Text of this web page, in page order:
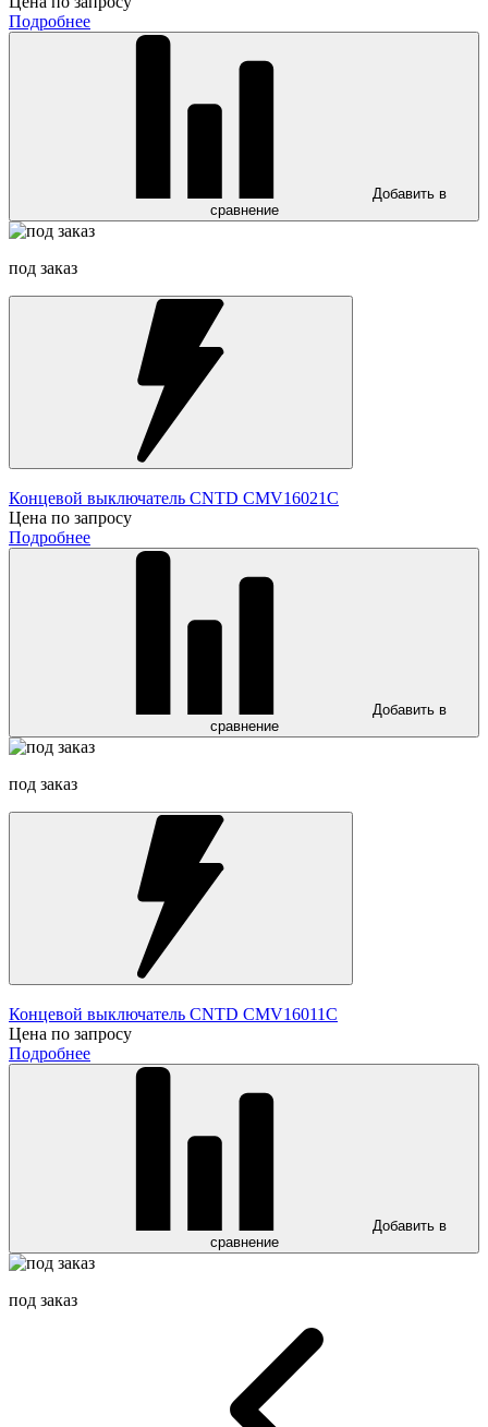
Подробнее
Добавить в
сравнение
под заказ
Концевой выключатель CNTD CMV16021C
Цена по запросу
Подробнее
Добавить в
сравнение
под заказ
Концевой выключатель CNTD CMV16011C
Цена по запросу
Подробнее
Добавить в
сравнение
под заказ